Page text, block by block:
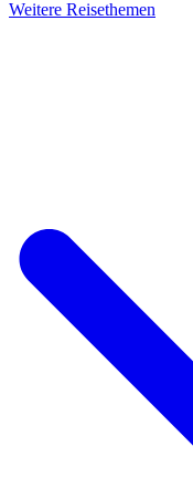
Weitere Reisethemen